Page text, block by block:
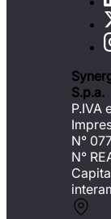
S.p.a.
P.IVA
N°
N°